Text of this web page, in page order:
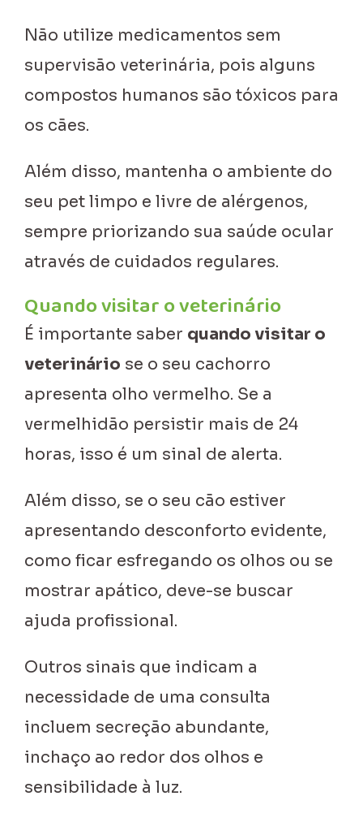
Não utilize medicamentos sem
supervisão veterinária, pois alguns
compostos humanos são tóxicos para
os cães.
Além disso, mantenha o ambiente do
seu pet limpo e livre de alérgenos,
sempre priorizando sua saúde ocular
através de cuidados regulares.
Quando visitar o veterinário
É importante saber quando visitar o
veterinário se o seu cachorro
apresenta olho vermelho. Se a
vermelhidão persistir mais de 24
horas, isso é um sinal de alerta.
Além disso, se o seu cão estiver
apresentando desconforto evidente,
como ficar esfregando os olhos ou se
mostrar apático, deve-se buscar
ajuda profissional.
Outros sinais que indicam a
necessidade de uma consulta
incluem secreção abundante,
inchaço ao redor dos olhos e
sensibilidade à luz.